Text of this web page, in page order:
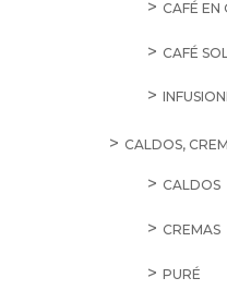
CAFÉ EN
CAFÉ
CALDOS,
CALDOS
CREMAS
PURÉ